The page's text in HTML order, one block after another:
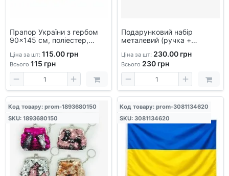
Прапор України з гербом
90×145 см, поліестер,
Ціна за шт: 115.00 грн
Всього 115 грн
Подарунковий набір
металевий (ручка +
брелок
Ціна за шт: 230.00 грн
Всього 230 грн
Код товару: prom-1893680150
SKU: 1893680150
Код товару: prom-3081134620
SKU: 3081134620